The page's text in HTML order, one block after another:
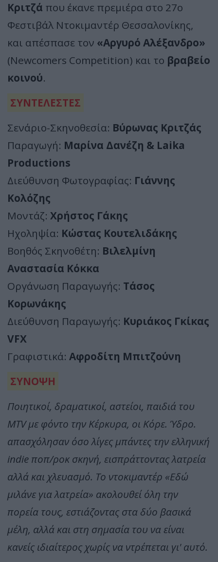
Κριτζά που έκανε πρεμιέρα στο 27ο
Φεστιβάλ Ντοκιμαντέρ Θεσσαλονίκης,
και απέσπασε τον «Αργυρό Αλέξανδρο»
(Newcomers Competition) και τo βραβείο
κοινού.
ΣΥΝΤΕΛΕΣΤΕΣ
Σενάριο-Σκηνοθεσία: Βύρωνας Κριτζάς
Παραγωγή: Μαρίνα Δανέζη & Laika
Productions
Διεύθυνση Φωτογραφίας: Γιάννης
Κολόζης
Μοντάζ: Χρήστος Γάκης
Ηχοληψία: Κώστας Κουτελιδάκης
Βοηθός Σκηνοθέτη: Βιλελμίνη
Αναστασία Κόκκα
Οργάνωση Παραγωγής: Τάσος
Κορωνάκης
Διεύθυνση Παραγωγής: Κυριάκος Γκίκας
VFX
Γραφιστικά: Αφροδίτη Μπιτζούνη
ΣΥΝΟΨΗ
Ποιητικοί, δραματικοί, αστείοι, παιδιά του
MTV με φόντο την Κέρκυρα, οι Κόρε. Ύδρο.
απασχόλησαν όσο λίγες μπάντες την ελληνική
indie ποπ/ροκ σκηνή, εισπράττοντας λατρεία
αλλά και χλευασμό. Το ντοκιμαντέρ «Εδώ
μιλάνε για λατρεία» ακολουθεί όλη την
πορεία τους, εστιάζοντας στα δύο βασικά
μέλη, αλλά και στη σημασία του να είναι
κανείς ιδιαίτερος χωρίς να ντρέπεται γι' αυτό.